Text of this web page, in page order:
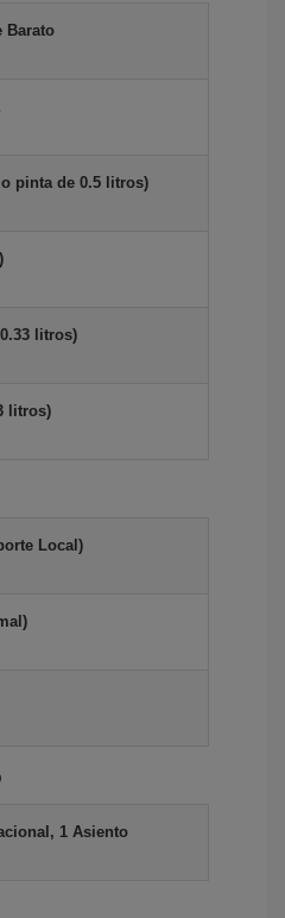
Barato
pinta de 0.5 litros)
litros)
litros)
Local)
1 Asiento